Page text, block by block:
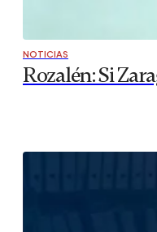
NOTICIAS
Rozalén: Si